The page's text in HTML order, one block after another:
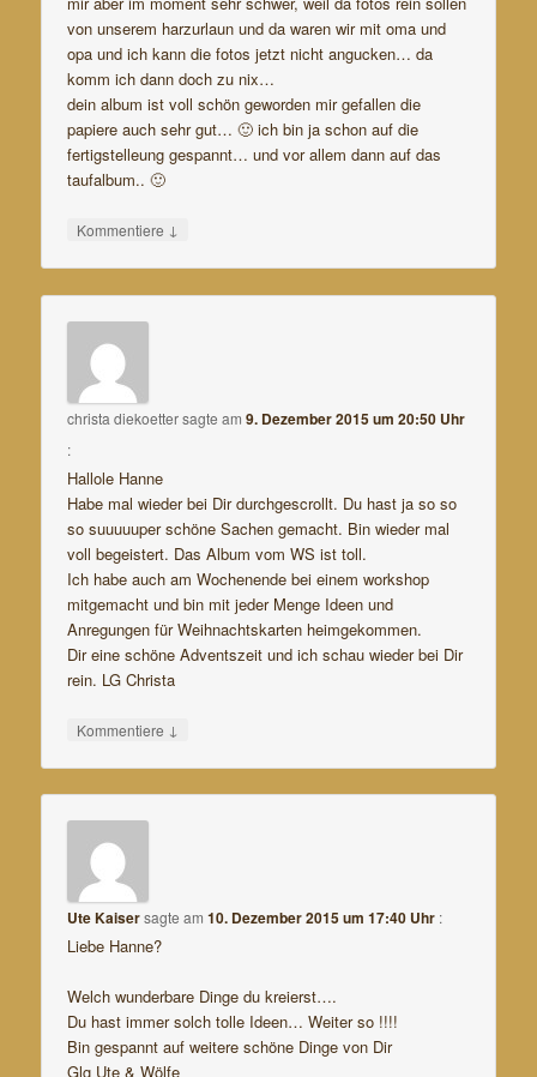
von unserem harzurlaun und da waren wir mit oma und
opa und ich kann die fotos jetzt nicht angucken… da
komm ich dann doch zu nix…
dein album ist voll schön geworden mir gefallen die
papiere auch sehr gut… 🙂 ich bin ja schon auf die
fertigstelleung gespannt… und vor allem dann auf das
taufalbum.. 🙂
Kommentiere ↓
christa diekoettersagte am9. Dezember 2015 um 20:50 Uhr
:
Hallole Hanne
Habe mal wieder bei Dir durchgescrollt. Du hast ja so so
so suuuuuper schöne Sachen gemacht. Bin wieder mal
voll begeistert. Das Album vom WS ist toll.
Ich habe auch am Wochenende bei einem workshop
mitgemacht und bin mit jeder Menge Ideen und
Anregungen für Weihnachtskarten heimgekommen.
Dir eine schöne Adventszeit und ich schau wieder bei Dir
rein. LG Christa
Kommentiere ↓
Ute Kaisersagte am10. Dezember 2015 um 17:40 Uhr :
Liebe Hanne?
Welch wunderbare Dinge du kreierst….
Du hast immer solch tolle Ideen… Weiter so !!!!
Bin gespannt auf weitere schöne Dinge von Dir
Glg Ute & Wölfe